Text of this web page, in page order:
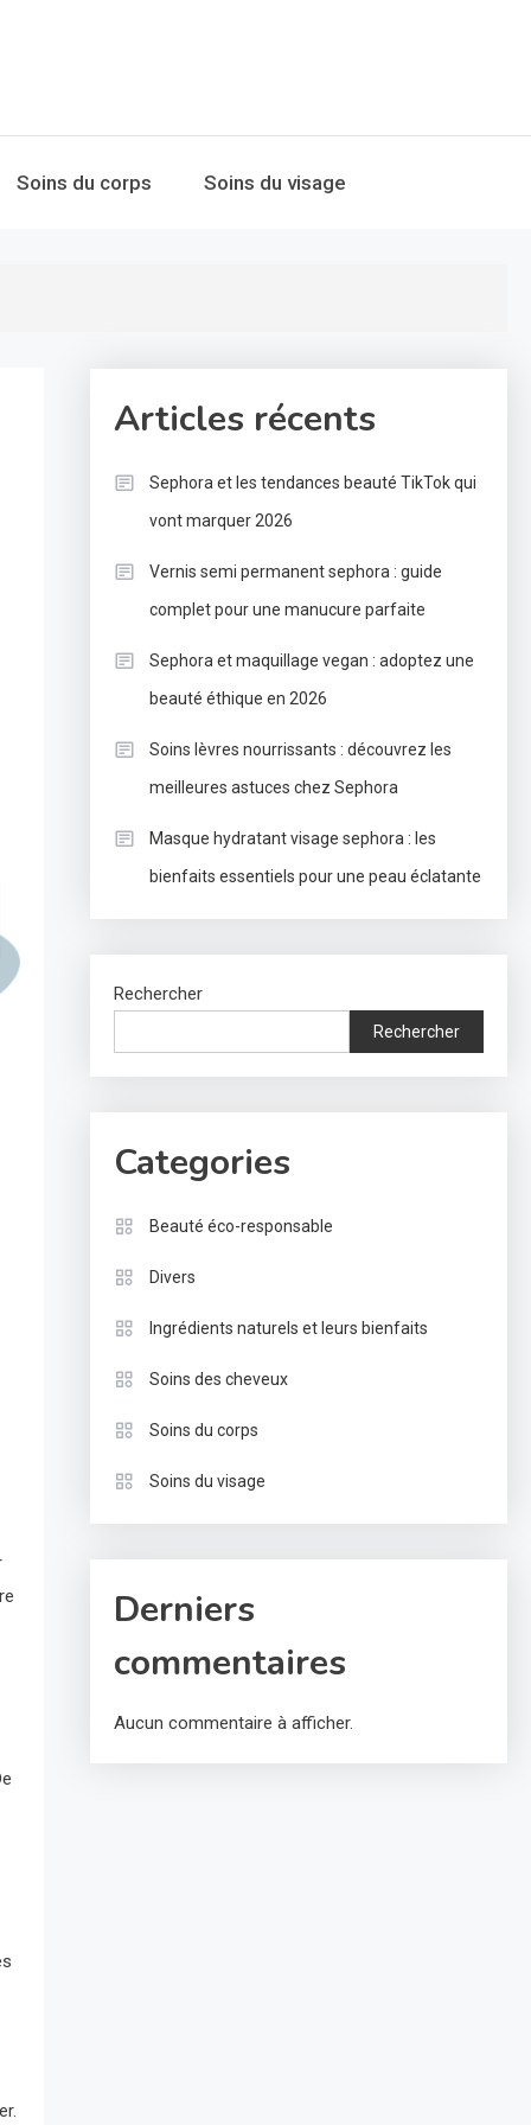
Soins du corps Soins du visage
Articles récents
Sephora et les tendances beauté TikTok qui
vont marquer 2026
Vernis semi permanent sephora : guide
complet pour une manucure parfaite
Sephora et maquillage vegan : adoptez une
beauté éthique en 2026
Soins lèvres nourrissants : découvrez les
meilleures astuces chez Sephora
Masque hydratant visage sephora : les
bienfaits essentiels pour une peau éclatante
Rechercher
Rechercher
Categories
Beauté éco-responsable
Divers
Ingrédients naturels et leurs bienfaits
Soins des cheveux
Soins du corps
Soins du visage
Derniers
commentaires
Aucun commentaire à afficher.